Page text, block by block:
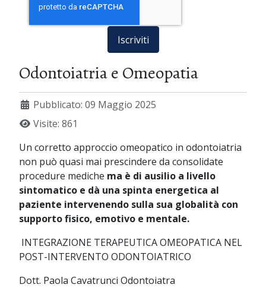
Iscriviti
Odontoiatria e Omeopatia
Pubblicato: 09 Maggio 2025
Visite: 861
Un corretto approccio omeopatico in odontoiatria
non può quasi mai prescindere da consolidate
procedure mediche ma è di ausilio a livello
sintomatico e dà una spinta energetica al
paziente intervenendo sulla sua globalità con
supporto fisico, emotivo e mentale.
INTEGRAZIONE TERAPEUTICA OMEOPATICA NEL
POST-INTERVENTO ODONTOIATRICO
Dott. Paola Cavatrunci Odontoiatra